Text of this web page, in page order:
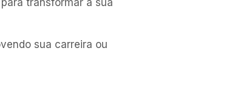
sua carreira ou